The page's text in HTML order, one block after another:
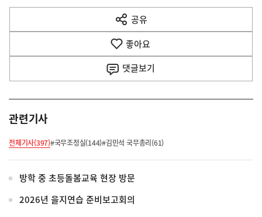
다
음
공유
열
기
좋아요
댓글보기
관련기사
전체기사(397)#국무조정실(144)#김민석 국무총리(61)
방학 중 초등돌봄교육 현장 방문
2026년 을지연습 준비보고회의